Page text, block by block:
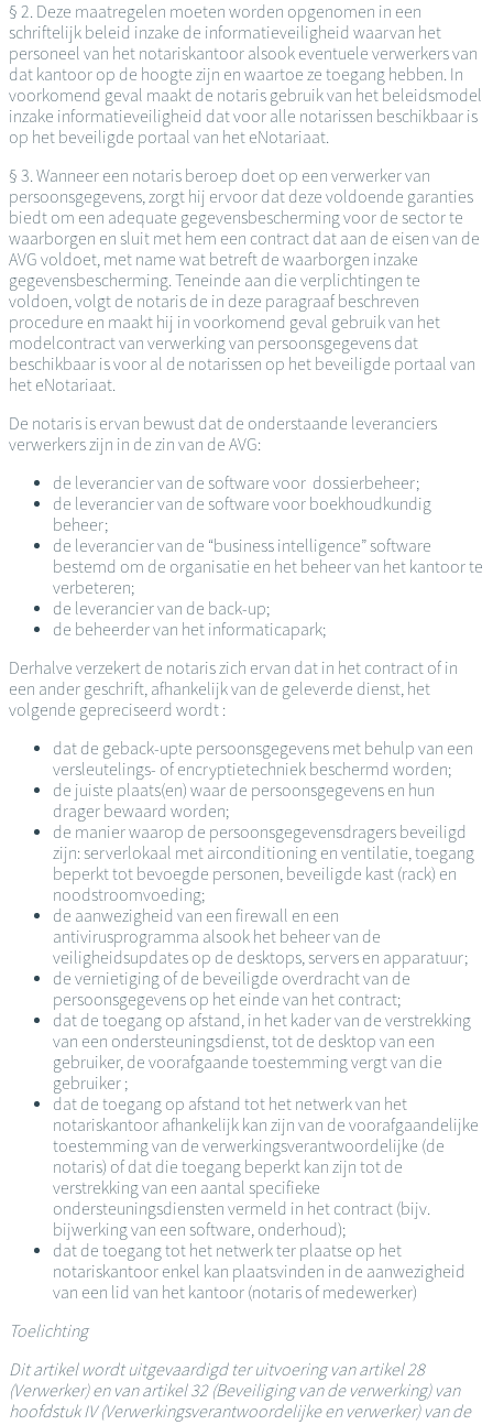
§ 2. Deze maatregelen moeten worden opgenomen in een
schriftelijk beleid inzake de informatieveiligheid waarvan het
personeel van het notariskantoor alsook eventuele verwerkers van
dat kantoor op de hoogte zijn en waartoe ze toegang hebben. In
voorkomend geval maakt de notaris gebruik van het beleidsmodel
inzake informatieveiligheid dat voor alle notarissen beschikbaar is
op het beveiligde portaal van het eNotariaat.
§ 3. Wanneer een notaris beroep doet op een verwerker van
persoonsgegevens, zorgt hij ervoor dat deze voldoende garanties
biedt om een adequate gegevensbescherming voor de sector te
waarborgen en sluit met hem een contract dat aan de eisen van de
AVG voldoet, met name wat betreft de waarborgen inzake
gegevensbescherming. Teneinde aan die verplichtingen te
voldoen, volgt de notaris de in deze paragraaf beschreven
procedure en maakt hij in voorkomend geval gebruik van het
modelcontract van verwerking van persoonsgegevens dat
beschikbaar is voor al de notarissen op het beveiligde portaal van
het eNotariaat.
De notaris is ervan bewust dat de onderstaande leveranciers
verwerkers zijn in de zin van de AVG:
de leverancier van de software voor dossierbeheer;
de leverancier van de software voor boekhoudkundig
beheer;
de leverancier van de “business intelligence” software
bestemd om de organisatie en het beheer van het kantoor te
verbeteren;
de leverancier van de back-up;
de beheerder van het informaticapark;
Derhalve verzekert de notaris zich ervan dat in het contract of in
een ander geschrift, afhankelijk van de geleverde dienst, het
volgende gepreciseerd wordt :
dat de geback-upte persoonsgegevens met behulp van een
versleutelings- of encryptietechniek beschermd worden;
de juiste plaats(en) waar de persoonsgegevens en hun
drager bewaard worden;
de manier waarop de persoonsgegevensdragers beveiligd
zijn: serverlokaal met airconditioning en ventilatie, toegang
beperkt tot bevoegde personen, beveiligde kast (rack) en
noodstroomvoeding;
de aanwezigheid van een firewall en een
antivirusprogramma alsook het beheer van de
veiligheidsupdates op de desktops, servers en apparatuur;
de vernietiging of de beveiligde overdracht van de
persoonsgegevens op het einde van het contract;
dat de toegang op afstand, in het kader van de verstrekking
van een ondersteuningsdienst, tot de desktop van een
gebruiker, de voorafgaande toestemming vergt van die
gebruiker ;
dat de toegang op afstand tot het netwerk van het
notariskantoor afhankelijk kan zijn van de voorafgaandelijke
toestemming van de verwerkingsverantwoordelijke (de
notaris) of dat die toegang beperkt kan zijn tot de
verstrekking van een aantal specifieke
ondersteuningsdiensten vermeld in het contract (bijv.
bijwerking van een software, onderhoud);
dat de toegang tot het netwerk ter plaatse op het
notariskantoor enkel kan plaatsvinden in de aanwezigheid
van een lid van het kantoor (notaris of medewerker)
Toelichting
Dit artikel wordt uitgevaardigd ter uitvoering van artikel 28
(Verwerker) en van artikel 32 (Beveiliging van de verwerking) van
hoofdstuk IV (Verwerkingsverantwoordelijke en verwerker) van de